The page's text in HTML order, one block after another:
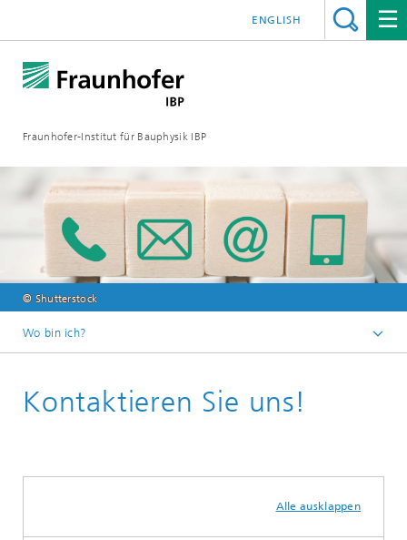
Fraunhofer-Institut für Bauphysik IBP
ENGLISH
© Shutterstock
Wo bin ich?
Kontaktieren Sie uns!
Alle ausklappen